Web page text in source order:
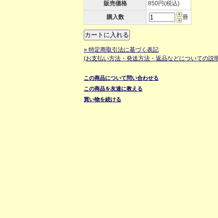
販売価格
850円(税込)
購入数
冊
» 特定商取引法に基づく表記
(お支払い方法・発送方法・返品などについての説
この商品について問い合わせる
この商品を友達に教える
買い物を続ける